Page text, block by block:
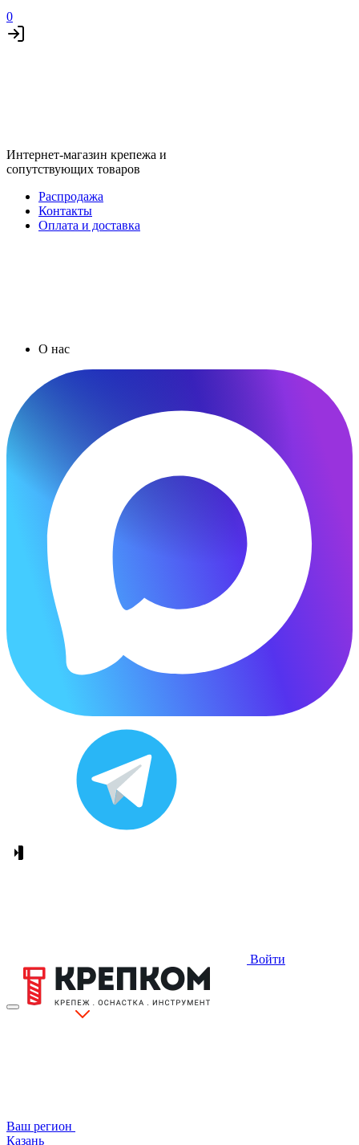
0
Интернет-магазин крепежа и
сопутствующих товаров
Распродажа
Контакты
Оплата и доставка
О нас
Войти
Ваш регион
Казань